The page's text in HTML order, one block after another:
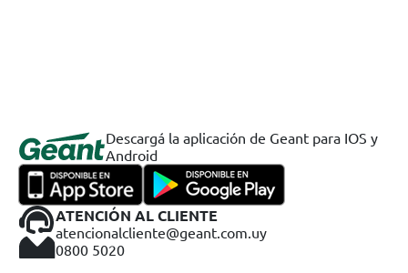
Descargá la aplicación de Geant para IOS y
Android
ATENCIÓN AL CLIENTE
atencionalcliente@geant.com.uy
0800 5020